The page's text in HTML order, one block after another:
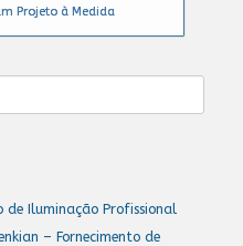
Projeto à Medida
de Iluminação Profissional
– Fornecimento de